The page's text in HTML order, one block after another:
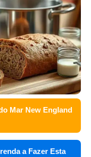
Mar New England
a Fazer Esta